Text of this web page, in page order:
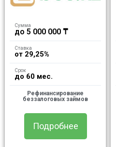
Сумма
до 5 000 000 ₸
Ставка
от 29,25%
Срок
до 60 мес.
Рефинансирование
беззалоговых займов
Подробнее